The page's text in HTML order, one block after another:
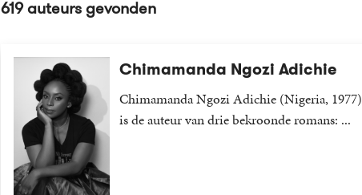
619 auteurs gevonden
Chimamanda Ngozi Adichie
Chimamanda Ngozi Adichie (Nigeria, 1977)
is de auteur van drie bekroonde romans: ...